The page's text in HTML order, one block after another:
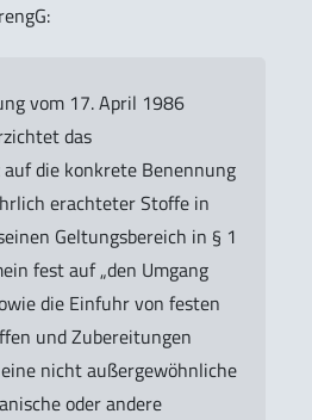
vom 17. April 1986
das
die konkrete Benennung
erachteter Stoffe in
Geltungsbereich in § 1
fest auf „den Umgang
die Einfuhr von festen
und Zubereitungen
nicht außergewöhnliche
oder andere